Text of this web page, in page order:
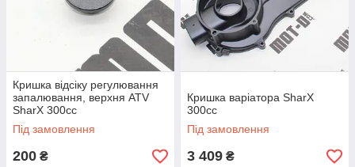
Кришка відсіку регулювання
запалювання, верхня ATV
SharX 300сс
Під замовлення
200 ₴
Кришка варіатора SharX
300cc
Під замовлення
3 409 ₴